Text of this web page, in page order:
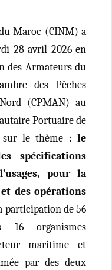
Maroc (CINM) a
28 avril 2026 en
des Armateurs du
des Pêches
(CPMAN) au
Portuaire de
sur le thème : le
spécifications
pour la
des opérations
participation de 56
16 organismes
maritime et
par des deux